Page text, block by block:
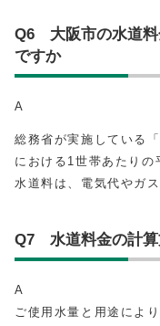
Q6 大阪市の水道料
ですか
A
総務省が実施している
における1世帯あたり
水道料は、電気代やガ
Q7 水道料金の計算
A
ご使用水量と用途によ